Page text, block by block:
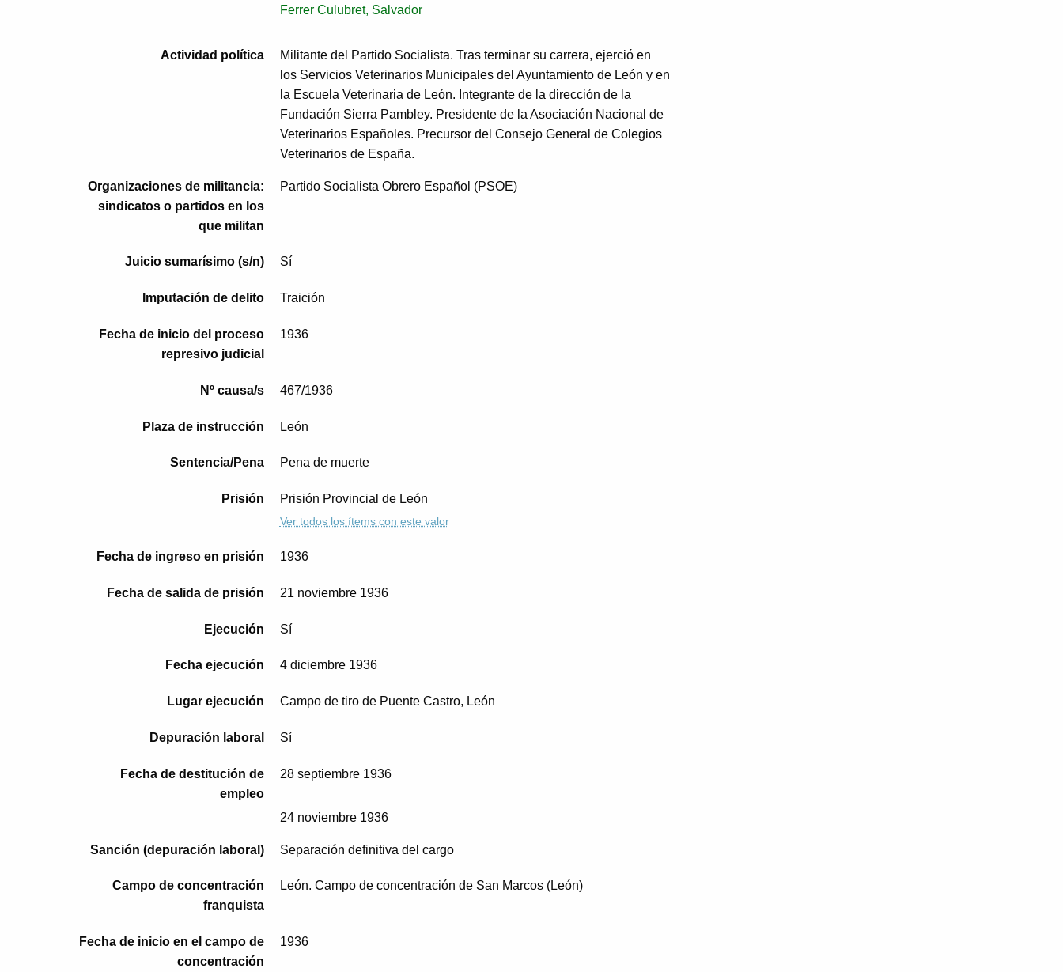
Ferrer Culubret, Salvador
Actividad política
Militante del Partido Socialista. Tras terminar su carrera, ejerció en
los Servicios Veterinarios Municipales del Ayuntamiento de León y en
la Escuela Veterinaria de León. Integrante de la dirección de la
Fundación Sierra Pambley. Presidente de la Asociación Nacional de
Veterinarios Españoles. Precursor del Consejo General de Colegios
Veterinarios de España.
Organizaciones de militancia:
sindicatos o partidos en los
que militan
Partido Socialista Obrero Español (PSOE)
Juicio sumarísimo (s/n) Sí
Imputación de delito Traición
Fecha de inicio del proceso
represivo judicial
1936
Nº causa/s 467/1936
Plaza de instrucción León
Sentencia/Pena Pena de muerte
Prisión Prisión Provincial de León
Ver todos los ítems con este valor
Fecha de ingreso en prisión 1936
Fecha de salida de prisión 21 noviembre 1936
Ejecución Sí
Fecha ejecución 4 diciembre 1936
Lugar ejecución Campo de tiro de Puente Castro, León
Depuración laboral Sí
Fecha de destitución de
empleo
28 septiembre 1936
24 noviembre 1936
Sanción (depuración laboral) Separación definitiva del cargo
Campo de concentración
franquista
León. Campo de concentración de San Marcos (León)
Fecha de inicio en el campo de
concentración
1936